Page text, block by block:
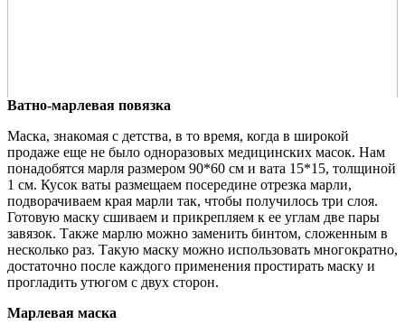
Ватно-марлевая повязка
Маска, знакомая с детства, в то время, когда в широкой
продаже еще не было одноразовых медицинских масок. Нам
понадобятся марля размером 90*60 см и вата 15*15, толщиной
1 см. Кусок ваты размещаем посередине отрезка марли,
подворачиваем края марли так, чтобы получилось три слоя.
Готовую маску сшиваем и прикрепляем к ее углам две пары
завязок. Также марлю можно заменить бинтом, сложенным в
несколько раз. Такую маску можно использовать многократно,
достаточно после каждого применения простирать маску и
прогладить утюгом с двух сторон.
Марлевая маска